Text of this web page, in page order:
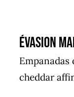
Évasion
Empanadas
cheddar